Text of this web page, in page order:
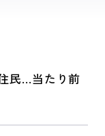
民…当たり前